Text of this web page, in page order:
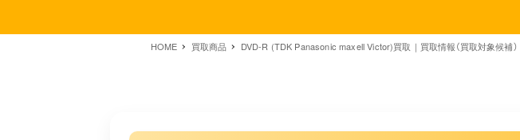
HOME 買取商品 DVD-R (TDK Panasonic maxell Victor)買取｜買取情報（買取対象候補）